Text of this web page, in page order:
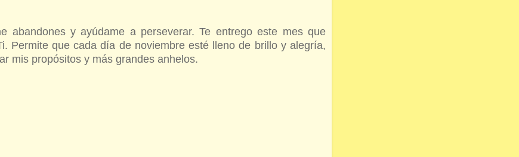
y ayúdame a perseverar. Te entrego este mes que
Permite que cada día de noviembre esté lleno de brillo y alegría,
mis propósitos y más grandes anhelos.